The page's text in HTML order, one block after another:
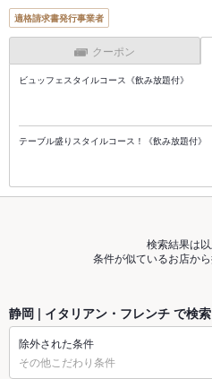
適格請求書発行事業者
クーポン
ビュッフェスタイルコース《飲み放題付》
テーブル盛りスタイルコース！《飲み放題付》
検索結果は以
条件が似ているお店か
静岡 | イタリアン・フレンチ で検
除外された条件
その他こだわり条件